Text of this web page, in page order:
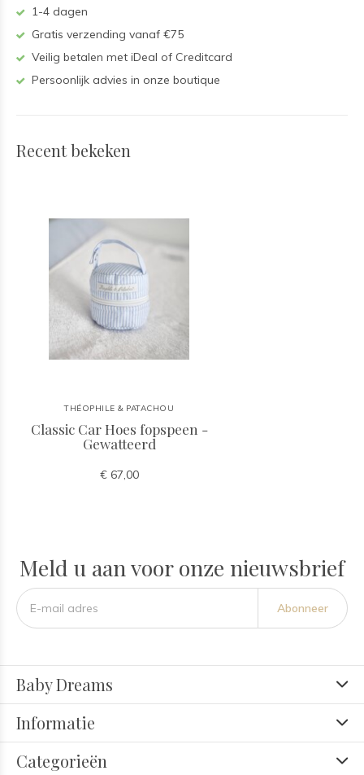
1-4 dagen
Gratis verzending vanaf €75
Veilig betalen met iDeal of Creditcard
Persoonlijk advies in onze boutique
Recent bekeken
THÉOPHILE & PATACHOU
Classic Car Hoes fopspeen -
Gewatteerd
€ 67,00
Meld u aan voor onze nieuwsbrief
Abonneer
Baby Dreams
Informatie
Categorieën